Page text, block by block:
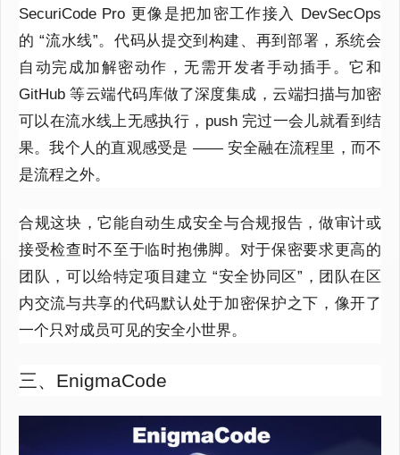
SecuriCode Pro 更像是把加密工作接入 DevSecOps
的 “流水线”。代码从提交到构建、再到部署，系统会
自动完成加解密动作，无需开发者手动插手。它和
GitHub 等云端代码库做了深度集成，云端扫描与加密
可以在流水线上无感执行，push 完过一会儿就看到结
果。我个人的直观感受是 —— 安全融在流程里，而不
是流程之外。
合规这块，它能自动生成安全与合规报告，做审计或
接受检查时不至于临时抱佛脚。对于保密要求更高的
团队，可以给特定项目建立 “安全协同区”，团队在区
内交流与共享的代码默认处于加密保护之下，像开了
一个只对成员可见的安全小世界。
三、EnigmaCode